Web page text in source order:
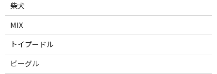
柴犬
MIX
トイプードル
ビーグル